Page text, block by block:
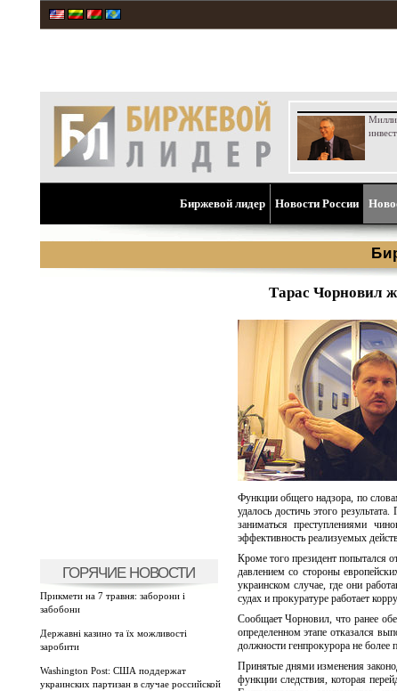
Биржевой лидер Новости России
ГОРЯЧИЕ НОВОСТИ
Прикмети на 7 травня: заборони і
забобони
Державні казино та їх можливості
заробити
Washington Post: США поддержат
украинских партизан в случае российской
Тарас Чорновил
Функции общего надзора, по
удалось достичь этого
заниматься преступлениями
эффективность реализуемых
Кроме того президент попытался
давлением со стороны
украинском случае, где они
судах и прокуратуре работает
Сообщает Чорновил, что ранее
определенном этапе отказался
должности генпрокурора не более
Принятые днями изменения
функции следствия, которая